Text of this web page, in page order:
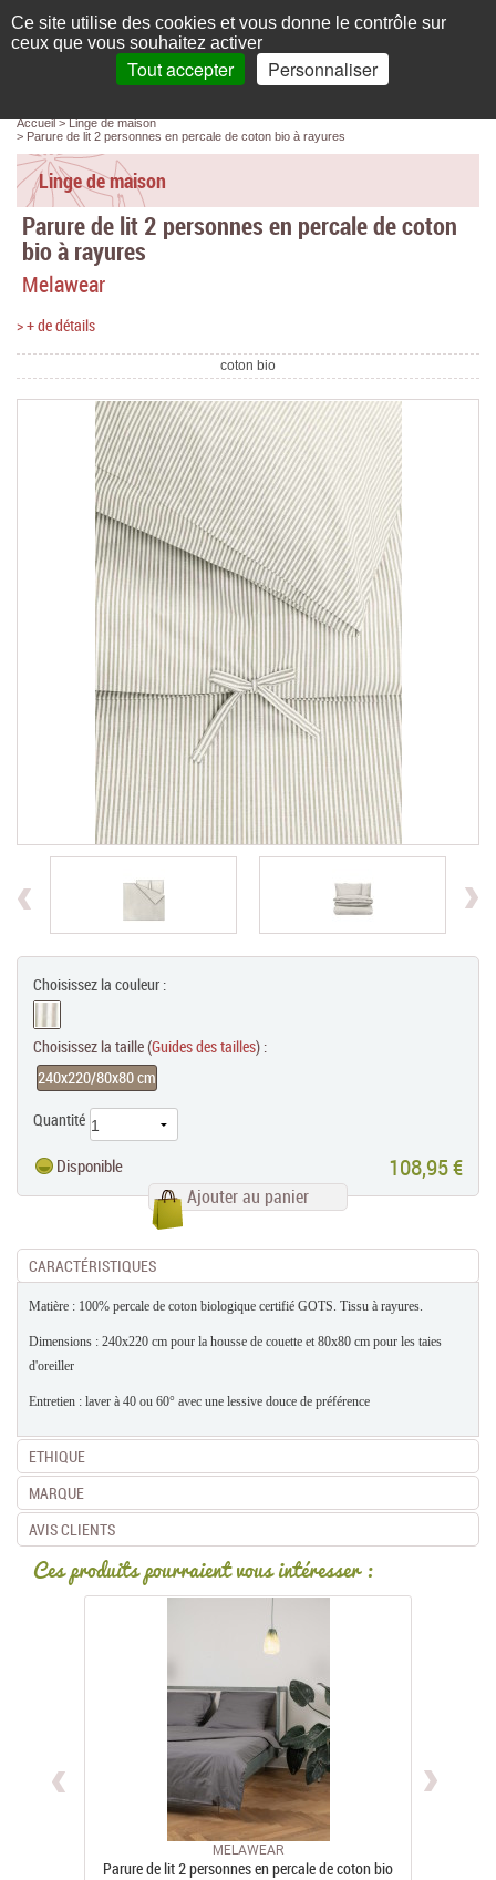
L'élégance au naturel
compte
Français
Recherche
Accueil
Femme
Homme
Bébé & enfant
Chaussures & Sacs
Accessoires
Linge de maison
Chèques Cadeaux
PROMOTIONS
Accueil
Linge de maison
Parure de lit 2 personnes en percale de coton bio à rayures
Linge de maison
Parure de lit 2 personnes en percale de coton
bio à rayures
Melawear
> + de détails
coton bio
Choisissez la couleur :
Choisissez la taille (Guides des tailles) :
240x220/80x80 cm
Quantité
Disponible 108,95 €
Ajouter au panier
CARACTÉRISTIQUES
Matière : 100% percale de coton biologique certifié GOTS. Tissu à rayures.
Dimensions : 240x220 cm pour la housse de couette et 80x80 cm pour les taies
d'oreiller
Entretien : laver à 40 ou 60° avec une lessive douce de préférence
ETHIQUE
MARQUE
AVIS CLIENTS
Ces produits pourraient vous intéresser :
MELAWEAR
Parure de lit 2 personnes en percale de coton bio
Panneau de gestion des cookies
Ce site utilise des cookies et vous donne le contrôle sur
ceux que vous souhaitez activer
Tout accepter Personnaliser